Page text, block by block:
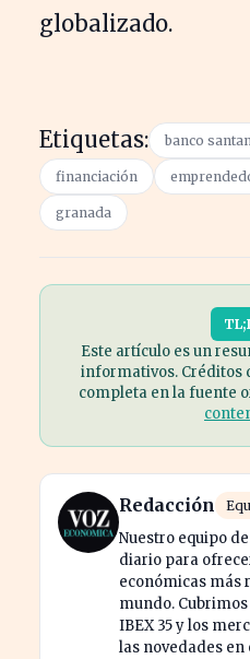
globalizado.
Etiquetas: banco
financiación
granada
Este artículo es un
informativos. Créditos
completa en la fuente
Redacción
Nuestro equipo
diario para
económicas más
mundo.
IBEX 35 y los
las novedades